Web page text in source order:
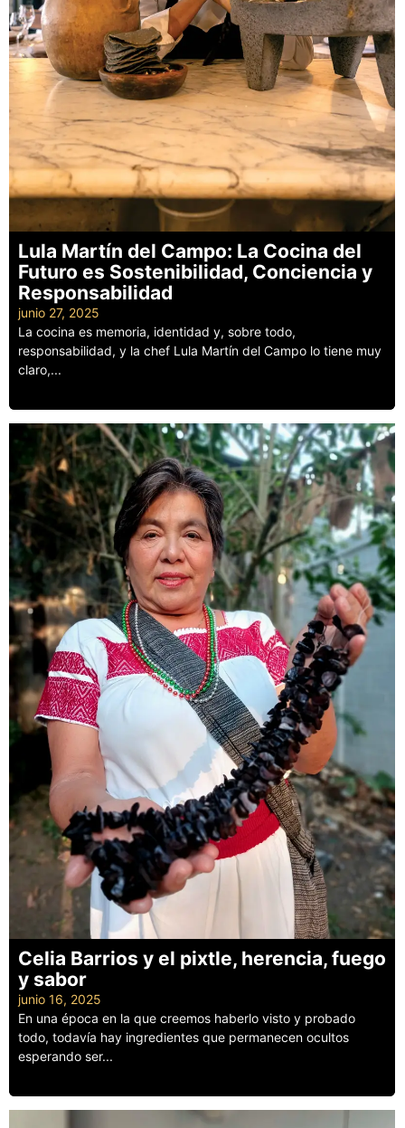
Lula Martín del Campo: La Cocina del
Futuro es Sostenibilidad, Conciencia y
Responsabilidad
junio 27, 2025
La cocina es memoria, identidad y, sobre todo,
responsabilidad, y la chef Lula Martín del Campo lo tiene muy
claro,...
Celia Barrios y el pixtle, herencia, fuego
y sabor
junio 16, 2025
En una época en la que creemos haberlo visto y probado
todo, todavía hay ingredientes que permanecen ocultos
esperando ser...